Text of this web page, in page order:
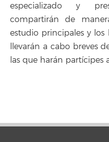
especializado y
compartirán de
estudio principales y los
llevarán a cabo breves
las que harán partícipes